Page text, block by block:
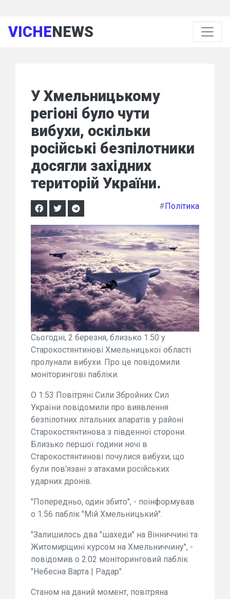
VICHENEWS
У Хмельницькому
регіоні було чути
вибухи, оскільки
російські безпілотники
досягли західних
територій України.
#Політика
Сьогодні, 2 березня, близько 1.50 у
Старокостянтинові Хмельницької області
пролунали вибухи. Про це повідомили
моніторингові пабліки.
О 1:53 Повітряні Сили Збройних Сил
України повідомили про виявлення
безпілотних літальних апаратів у районі
Старокостянтинова з південної сторони.
Близько першої години ночі в
Старокостянтинові почулися вибухи, що
були пов'язані з атаками російських
ударних дронів.
"Попередньо, один збито", - поінформував
о 1.56 паблік "Мій Хмельницький".
"Залишилось два "шахеди" на Вінниччині та
Житомирщині курсом на Хмельниччину", -
повідомив о 2.02 моніторинговий паблік
"Небесна Варта | Радар".
Станом на даний момент, повітряна